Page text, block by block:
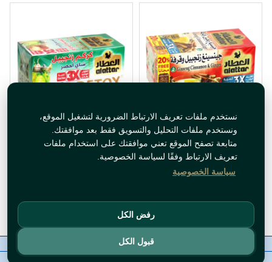
نستخدم ملفات تعريف الارتباط الضرورية لتشغيل الموقع،
ونستخدم ملفات التحليل والتسويق فقط بعد موافقتك.
متابعة تصفح الموقع تعني موافقتك على استخدام ملفات
تعريف الارتباط وفقًا لسياسة الخصوصية.
سياسة الخصوصية
رفض الكل
قبول الكل
زنجبيل و قرفة وجينسينغ
العطار 20 ظرف
متوفر حاليا
أضف للسلة
خلطة اعشاب ديتوكس كركم
ظرف
أضف للسلة